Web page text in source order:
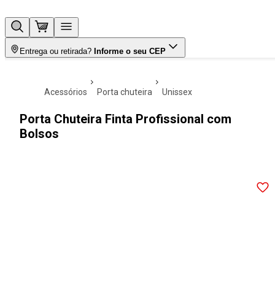
Entrega ou retirada? Informe o seu CEP
acessórios porta chuteira unissex
Porta Chuteira Finta Profissional com
Bolsos